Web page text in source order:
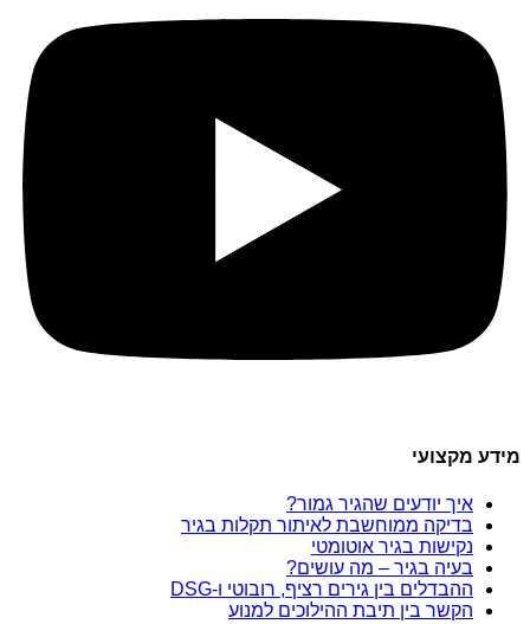
מידע מקצועי
איך יודעים שהגיר גמור?
בדיקה ממוחשבת לאיתור תקלות בגיר
נקישות בגיר אוטומטי
בעיה בגיר – מה עושים?
ההבדלים בין גירים רציף, רובוטי ו-DSG
הקשר בין תיבת ההילוכים למנוע